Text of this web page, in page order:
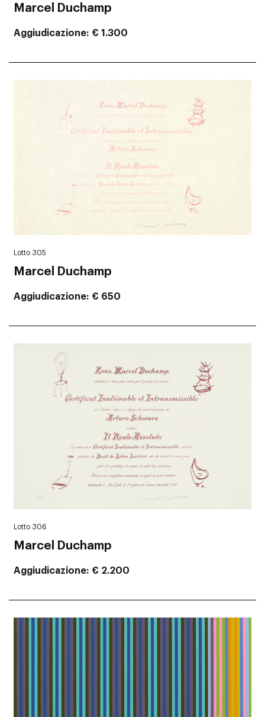
Marcel Duchamp
Aggiudicazione € 1.300
Lotto 305
Marcel Duchamp
Aggiudicazione € 650
Lotto 306
Marcel Duchamp
Aggiudicazione € 2.200